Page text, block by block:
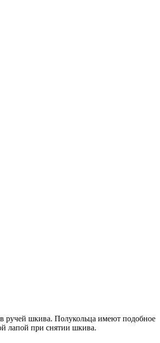
ручей шкива. Полукольца имеют подобное
лапой при снятии шкива.